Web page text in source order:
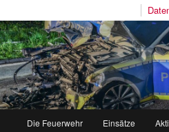
Freiwillige
Zum
Zum
Die Feuerwehr Einsätze